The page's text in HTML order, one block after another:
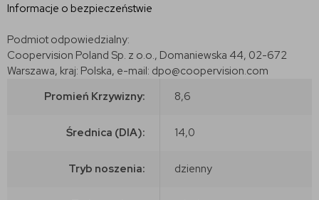
Informacje o bezpieczeństwie
Podmiot odpowiedzialny:
Coopervision Poland Sp. z o.o., Domaniewska 44, 02-672
Warszawa, kraj: Polska, e-mail: dpo@coopervision.com
Promień Krzywizny:
8,6
Średnica (DIA): 14,0
Tryb noszenia: dzienny